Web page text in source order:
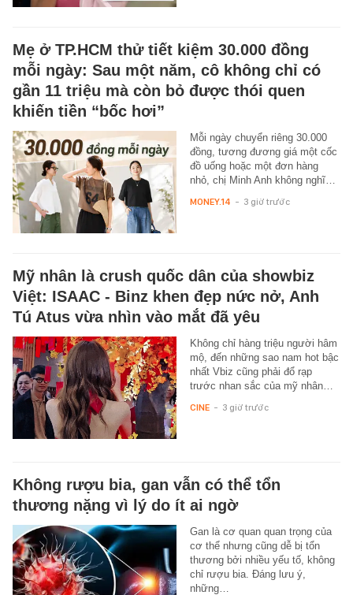
Mẹ ở TP.HCM thử tiết kiệm 30.000 đồng
mỗi ngày: Sau một năm, cô không chỉ có
gần 11 triệu mà còn bỏ được thói quen
khiến tiền “bốc hơi”
Mỗi ngày chuyển riêng 30.000
đồng, tương đương giá một cốc
đồ uống hoặc một đơn hàng
nhỏ, chị Minh Anh không nghĩ…
MONEY.14 - 3 giờ trước
Mỹ nhân là crush quốc dân của showbiz
Việt: ISAAC - Binz khen đẹp nức nở, Anh
Tú Atus vừa nhìn vào mắt đã yêu
Không chỉ hàng triệu người hâm
mộ, đến những sao nam hot bậc
nhất Vbiz cũng phải đổ rạp
trước nhan sắc của mỹ nhân…
CINE - 3 giờ trước
Không rượu bia, gan vẫn có thể tổn
thương nặng vì lý do ít ai ngờ
Gan là cơ quan quan trọng của
cơ thể nhưng cũng dễ bị tổn
thương bởi nhiều yếu tố, không
chỉ rượu bia. Đáng lưu ý,
những…